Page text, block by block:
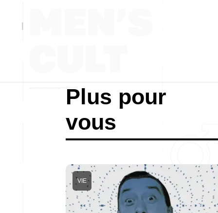
Plus pour
vous
VIE